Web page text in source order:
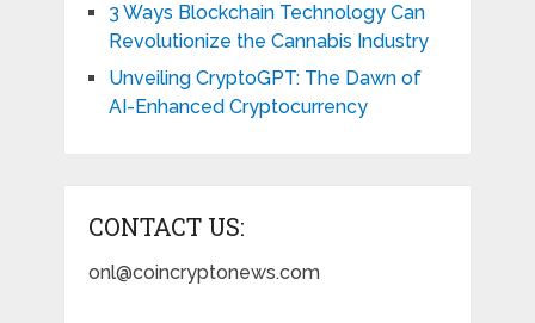
3 Ways Blockchain Technology Can
Revolutionize the Cannabis Industry
Unveiling CryptoGPT: The Dawn of
AI-Enhanced Cryptocurrency
CONTACT US:
onl@coincryptonews.com